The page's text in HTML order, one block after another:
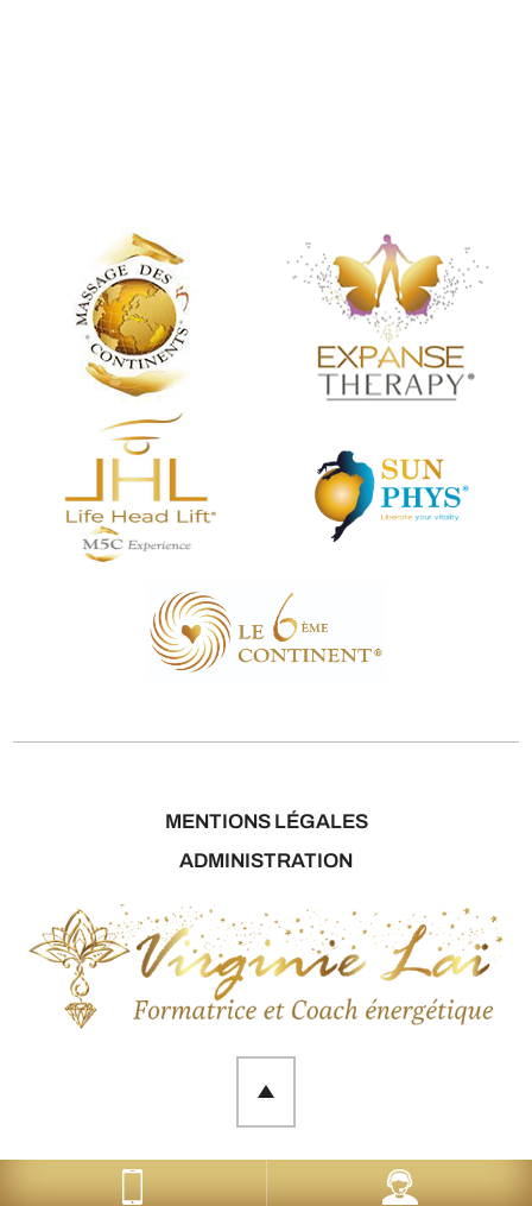
MENTIONS LÉGALES
ADMINISTRATION